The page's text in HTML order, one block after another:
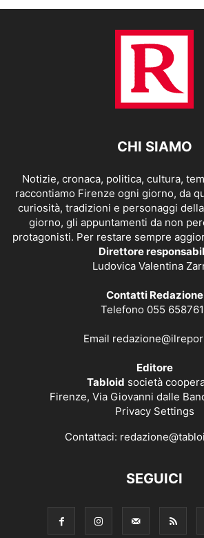
CHI SIAMO
Notizie, cronaca, politica, cultura,
raccontiamo Firenze ogni giorno, da
curiosità, tradizioni e personaggi
giorno, gli appuntamenti da non
protagonisti. Per restare sempre
Direttore
Ludovica Valentina
Contatti Redazione
Telefono 055
Email
Editore
Tabloid società
Firenze, Via Giovanni dalle
Privacy Settings
Contattaci:
SEGUICI